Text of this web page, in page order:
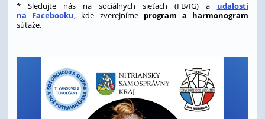
* Sledujte nás na sociálnych sieťach (FB/IG) a udalosti
na Facebooku, kde zverejníme program a harmonogram
súťaže.